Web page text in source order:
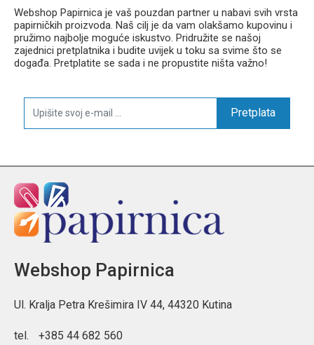
Webshop Papirnica je vaš pouzdan partner u nabavi svih vrsta
papirničkih proizvoda. Naš cilj je da vam olakšamo kupovinu i
pružimo najbolje moguće iskustvo. Pridružite se našoj
zajednici pretplatnika i budite uvijek u toku sa svime što se
događa. Pretplatite se sada i ne propustite ništa važno!
Pretplata
Webshop Papirnica
Ul. Kralja Petra Krešimira IV 44, 44320 Kutina
tel. +385 44 682 560